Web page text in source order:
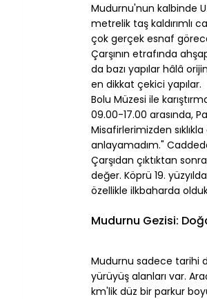
Mudurnu'nun kalbinde
metrelik taş kaldırımlı
çok gerçek esnaf
Çarşının etrafında
da bazı yapılar hâlâ
en dikkat çekici yapılar.
Bolu Müzesi ile
09.00-17.00 arasında,
Misafirlerimizden
anlayamadım."
Çarşıdan çıktıktan
değer. Köprü 19.
özellikle ilkbaharda
Mudurnu Gezisi:
Mudurnu sadece tarihi
yürüyüş alanları var.
km'lik düz bir parkur